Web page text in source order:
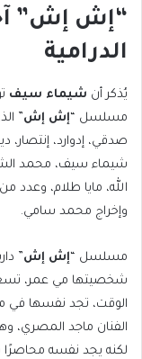
“إش إش”
الدرامية
يُذكر أن شيماء سيف
مسلسل “إش إش”
صدقي، إدوارد،
شيماء سيف، محمد
الله، مايا طلام،
وإخراج محمد سامي.
مسلسل “إش إش”
شخصيتها مي عمر،
الوقت، تجد نفسها في
الفنان ماجد المصري،
لكنه يجد نفسه محاصرًا